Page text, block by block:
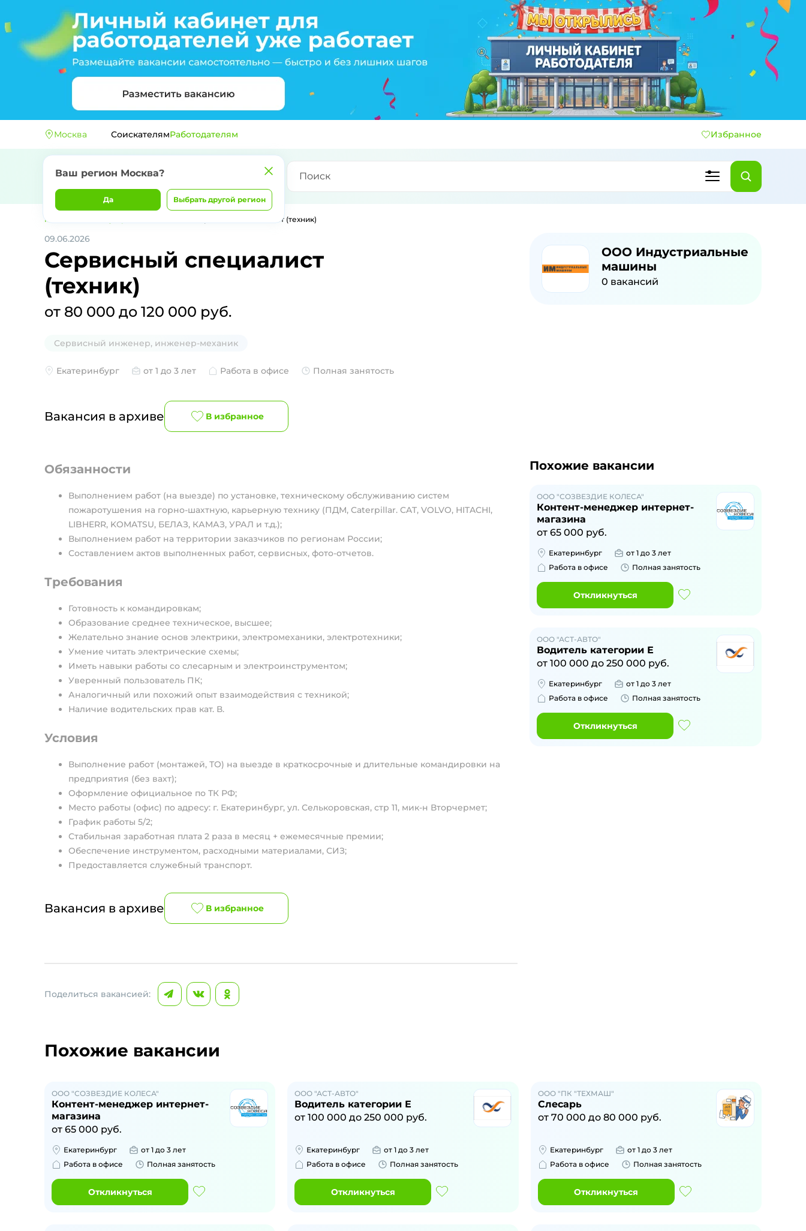
Москва
Ваш регион Москва?
Да Выбрать другой регион
СоискателямРаботодателям Избранное
Главная Сервисный специалист (техник)
09.06.2026
Сервисный специалист
(техник)
от 80 000 до 120 000 руб.
Сервисный инженер, инженер-механик
Екатеринбург от 1 до 3 лет Работа в офисе Полная занятость
Вакансия в архиве В избранное
ООО Индустриальные
машины
0 вакансий
Обязанности
Выполнением работ (на выезде) по установке, техническому обслуживанию систем
пожаротушения на горно-шахтную, карьерную технику (ПДМ, Caterpillar. CAT, VOLVO, HITACHI,
LIBHERR, KOMATSU, БЕЛАЗ, КАМАЗ, УРАЛ и т.д.);
Выполнением работ на территории заказчиков по регионам России;
Составлением актов выполненных работ, сервисных, фото-отчетов.
Требования
Готовность к командировкам;
Образование среднее техническое, высшее;
Желательно знание основ электрики, электромеханики, электротехники;
Умение читать электрические схемы;
Иметь навыки работы со слесарным и электроинструментом;
Уверенный пользователь ПК;
Аналогичный или похожий опыт взаимодействия с техникой;
Наличие водительских прав кат. В.
Условия
Выполнение работ (монтажей, ТО) на выезде в краткосрочные и длительные командировки на
предприятия (без вахт);
Оформление официальное по ТК РФ;
Место работы (офис) по адресу: г. Екатеринбург, ул. Селькоровская, стр 11, мик-н Вторчермет;
График работы 5/2;
Стабильная заработная плата 2 раза в месяц + ежемесячные премии;
Обеспечение инструментом, расходными материалами, СИЗ;
Предоставляется служебный транспорт.
Вакансия в архиве В избранное
Поделиться вакансией:
Похожие вакансии
ООО "СОЗВЕЗДИЕ КОЛЕСА"
Контент-менеджер интернет-
магазина
от 65 000 руб.
Екатеринбург
от 1 до 3 лет
Работа в офисе
Полная занятость
Откликнуться
ООО "АСТ-АВТО"
Водитель категории Е
от 100 000 до 250 000 руб.
Екатеринбург
от 1 до 3 лет
Работа в офисе
Полная занятость
Откликнуться
Похожие вакансии
ООО "СОЗВЕЗДИЕ КОЛЕСА"
Контент-менеджер интернет-
магазина
от 65 000 руб.
Екатеринбург
от 1 до 3 лет
Работа в офисе
Полная занятость
Откликнуться
ООО "АСТ-АВТО"
Водитель категории Е
от100 000 до250 000 руб.
Екатеринбург
от 1 до 3 лет
Работа в офисе
Полная занятость
Откликнуться
ООО "ПК "ТЕХМАШ"
Слесарь
от 70 000 до 80 000 руб.
Екатеринбург
от 1 до 3 лет
Работа в офисе
Полная занятость
Откликнуться